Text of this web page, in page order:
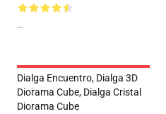
--
Dialga Encuentro, Dialga 3D
Diorama Cube, Dialga Cristal
Diorama Cube